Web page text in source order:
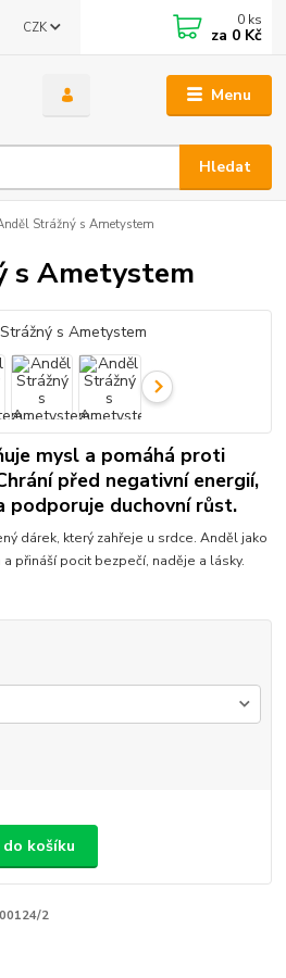
Menu
CZK
Hledat
0 ks
za 0 Kč
Strážný s Ametystem
s Ametystem
mysl a pomáhá proti
před negativní energií,
podporuje duchovní růst.
dárek, který zahřeje u srdce. Anděl jako
přináší pocit bezpečí, naděje a lásky.
košíku
2